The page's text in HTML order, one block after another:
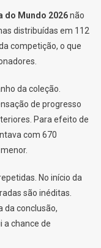
do Mundo 2026não
distribuídas em 112
competição, o que
da coleção.
de progresso
Para efeito de
com 670
No início da
são inéditas.
da conclusão,
a chance de